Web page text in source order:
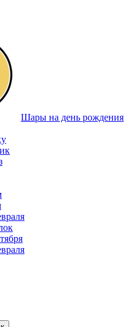
Шары на день рождения